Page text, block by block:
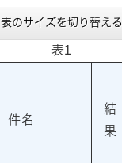
表のサイズを切り替える
表1
件名
結
果